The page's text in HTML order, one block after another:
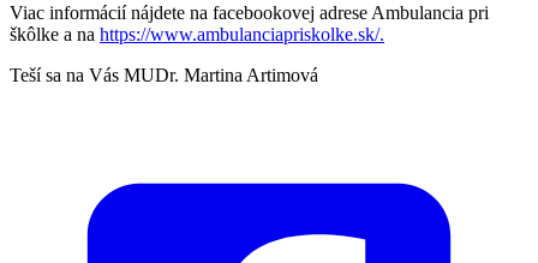
Viac informácií nájdete na facebookovej adrese Ambulancia pri
škôlke a na https://www.ambulanciapriskolke.sk/.
Teší sa na Vás MUDr. Martina Artimová